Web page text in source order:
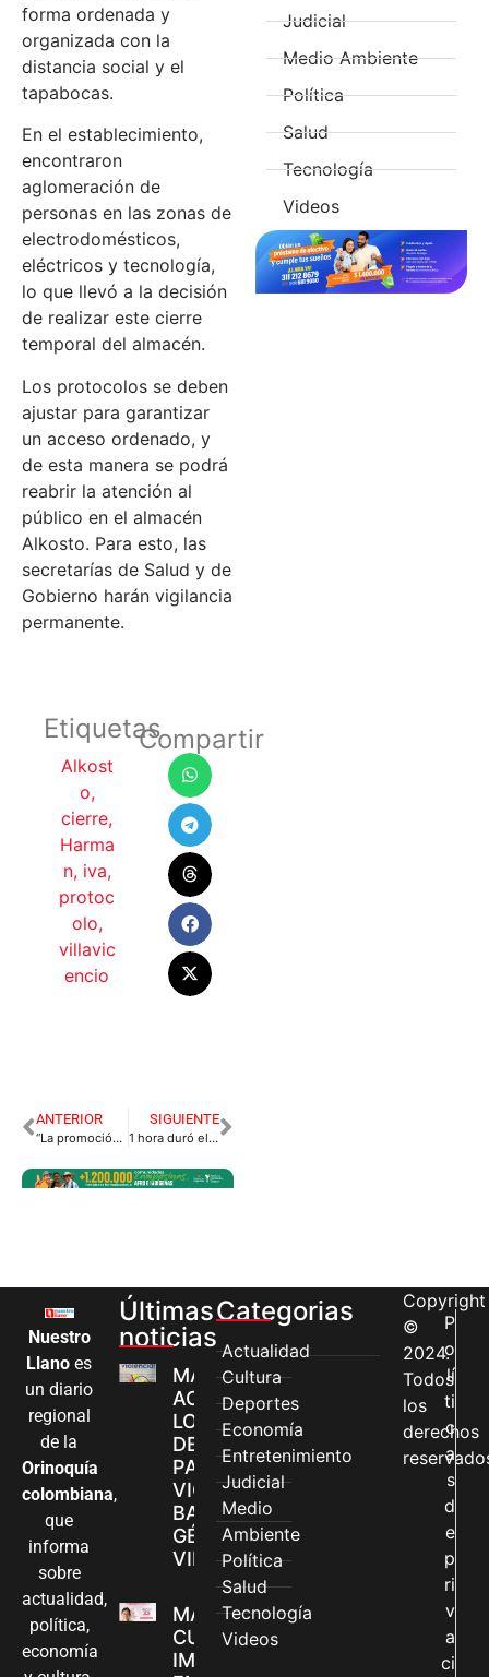
forma ordenada y
organizada con la
distancia social y el
tapabocas.
En el establecimiento,
encontraron
aglomeración de
personas en las zonas de
electrodomésticos,
eléctricos y tecnología,
lo que llevó a la decisión
de realizar este cierre
temporal del almacén.
Los protocolos se deben
ajustar para garantizar
un acceso ordenado, y
de esta manera se podrá
reabrir la atención al
público en el almacén
Alkosto. Para esto, las
secretarías de Salud y de
Gobierno harán vigilancia
permanente.
Etiquetas
Alkost
o,
cierre,
Harma
n, iva,
protoc
olo,
villavic
encio
Compartir
ANTERIOR
“La promoción le puede salir cara”: Zuluaga
SIGUIENTE
1 hora duró el cierre de Alkosto, ¿es en serio?
Judicial
Medio Ambiente
Política
Salud
Tecnología
Videos
Nuestro
Llano es
un diario
regional
de la
Orinoquía
colombiana,
que
informa
sobre
actualidad,
política,
economía
Últimas
noticias
MÁS MUJERES
ACCEDEN A
LOS CANALES
DE ATENCIÓN
PARA
VIOLENCIAS
BASADAS EN
GÉNERO EN
VILLAVICENCIO
MADRES
CUIDADORAS
IMPULSAN SUS
Categorias
Actualidad
Cultura
Deportes
Economía
Entretenimiento
Judicial
Medio
Ambiente
Política
Salud
Tecnología
Videos
Copyright
©
2024.
Todos
los
derechos
P
o
lí
ti
c
a
s
d
e
p
ri
v
a
ci